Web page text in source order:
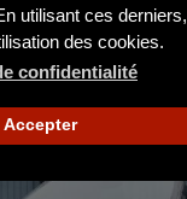
utilisant ces derniers,
des cookies.
confidentialité
Accepter